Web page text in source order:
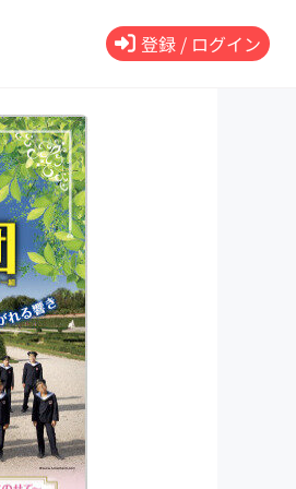
登録 / ログイン